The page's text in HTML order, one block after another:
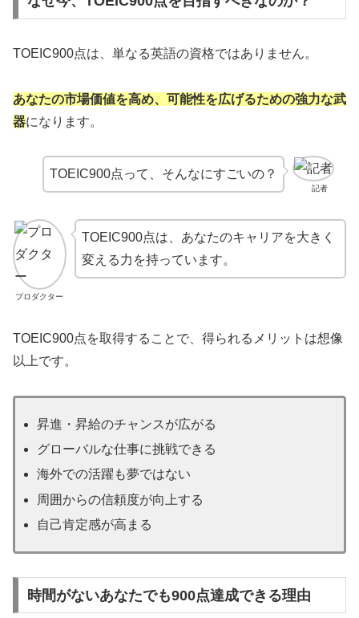
TOEIC900点は、単なる英語の資格ではありません。
あなたの市場価値を高め、可能性を広げるための強力な武
器になります。
記者
TOEIC900点って、そんなにすごいの？
プロダクター
TOEIC900点は、あなたのキャリアを大きく
変える力を持っています。
TOEIC900点を取得することで、得られるメリットは想像
以上です。
昇進・昇給のチャンスが広がる
グローバルな仕事に挑戦できる
海外での活躍も夢ではない
周囲からの信頼度が向上する
自己肯定感が高まる
時間がないあなたでも900点達成できる理由